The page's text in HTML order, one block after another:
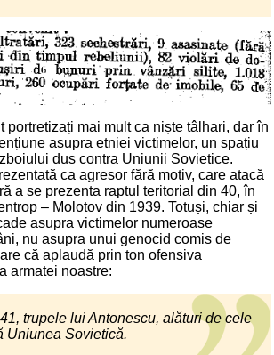
portretizați mai mult ca niște tâlhari, dar în
asupra etniei victimelor, un spațiu
dus contra Uniunii Sovietice.
ca agresor fără motiv, care atacă
a se prezenta raptul teritorial din 40, în
– Molotov din 1939. Totuși, chiar și
asupra victimelor numeroase
nu asupra unui genocid comis de
că aplaudă prin ton ofensiva
armatei noastre:
trupele lui Antonescu, alături de cele
Uniunea Sovietică.